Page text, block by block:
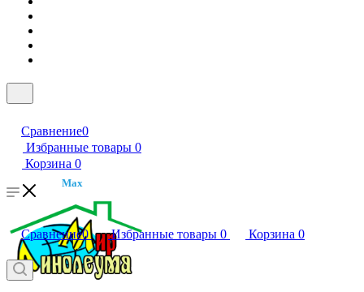
Сравнение0
Избранные товары 0
Корзина 0
Max
Сравнение0 Избранные товары 0 Корзина 0